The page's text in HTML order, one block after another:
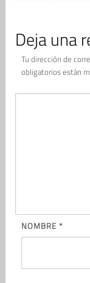
Deja una
Tu dirección de
obligatorios están
NOMBRE *